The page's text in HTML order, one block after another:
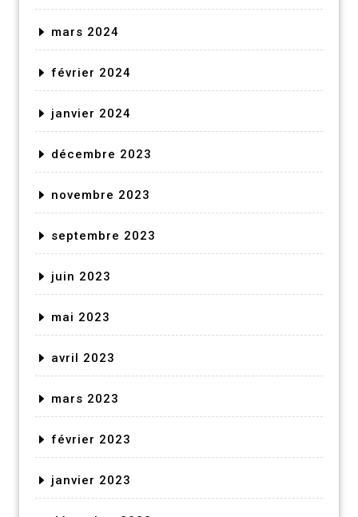
mars 2024
février 2024
janvier 2024
décembre 2023
novembre 2023
septembre 2023
juin 2023
mai 2023
avril 2023
mars 2023
février 2023
janvier 2023